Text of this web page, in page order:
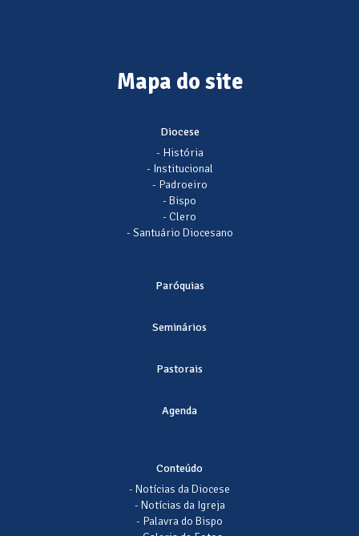
Mapa do site
Diocese
- História
- Institucional
- Padroeiro
- Bispo
- Clero
- Santuário Diocesano
Paróquias
Seminários
Pastorais
Agenda
Conteúdo
- Notícias da Diocese
- Notícias da Igreja
- Palavra do Bispo